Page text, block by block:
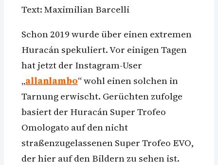
Text: Maximilian Barcelli
Schon 2019 wurde über einen extremen
Huracán spekuliert. Vor einigen Tagen
hat jetzt der Instagram-User
„allanlambo“ wohl einen solchen in
Tarnung erwischt. Gerüchten zufolge
basiert der Huracán Super Trofeo
Omologato auf den nicht
straßenzugelassenen Super Trofeo EVO,
der hier auf den Bildern zu sehen ist.